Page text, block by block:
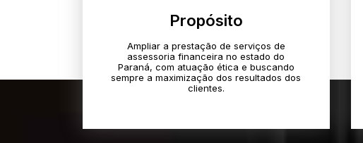
Propósito
Ampliar a prestação de serviços de
assessoria financeira no estado do
Paraná, com atuação ética e buscando
sempre a maximização dos resultados dos
clientes.